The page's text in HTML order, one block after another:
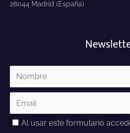
28044 Madrid (España)
Al usar este formulario